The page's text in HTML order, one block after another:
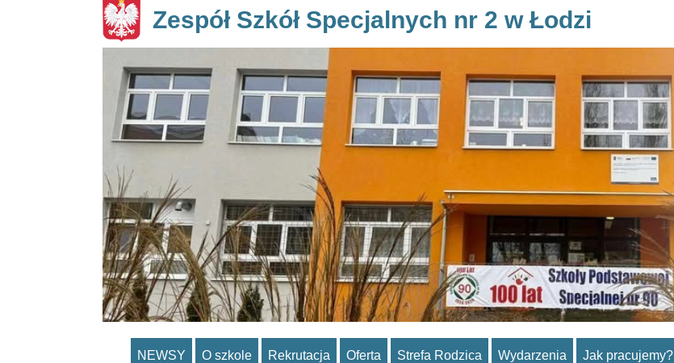
Zespół Szkół Specjalnych nr 2 w Łodzi
NEWSY O szkole Rekrutacja Oferta Strefa Rodzica Wydarzenia Jak pracujemy?